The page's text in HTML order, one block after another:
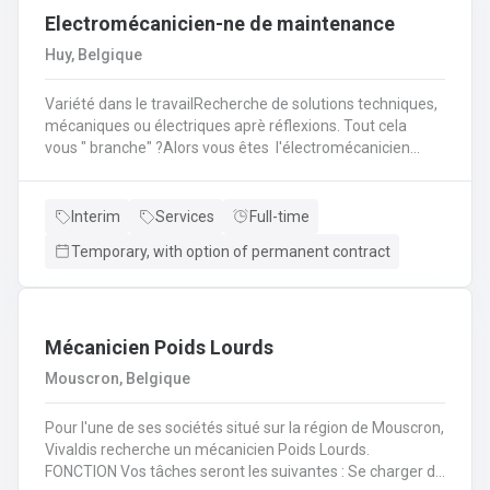
leur véhicule et les réparations à prévoir.
Electromécanicien-ne de maintenance
Huy, Belgique
Variété dans le travailRecherche de solutions techniques,
mécaniques ou électriques aprè réflexions. Tout cela
vous " branche" ?Alors vous êtes l'électromécanicien
charge de différentes missions en intervention directe
chantiers en région liégeoise de notre client.
Interim Services
Full-time
Temporary, with option of permanent contract
Mécanicien Poids Lourds
Mouscron, Belgique
Pour l'une de ses sociétés situé sur la région de Mouscron,
Vivaldis recherche un mécanicien Poids Lourds.
FONCTION Vos tâches seront les suivantes : Se charger du